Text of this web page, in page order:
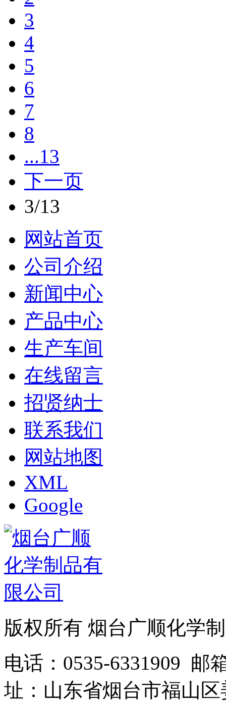
3
4
5
6
7
8
...13
下一页
3/13
网站首页
公司介绍
新闻中心
产品中心
生产车间
在线留言
招贤纳士
联系我们
网站地图
XML
Google
版权所有 烟台广顺化学
电话：0535-6331909 邮
址：山东省烟台市福山